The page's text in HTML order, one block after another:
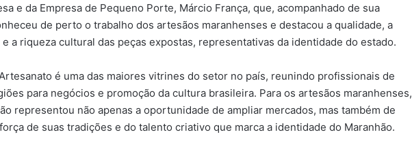
e da Empresa de Pequeno Porte, Márcio França, que, acompanhado de sua
de perto o trabalho dos artesãos maranhenses e destacou a qualidade, a
a riqueza cultural das peças expostas, representativas da identidade do estado.
é uma das maiores vitrines do setor no país, reunindo profissionais de
para negócios e promoção da cultura brasileira. Para os artesãos maranhenses,
representou não apenas a oportunidade de ampliar mercados, mas também de
de suas tradições e do talento criativo que marca a identidade do Maranhão.